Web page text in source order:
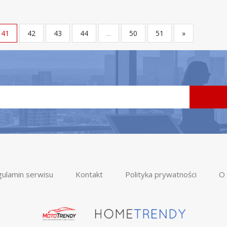
41 42 43 44 ... 50 51 »
serwisu Kontakt Polityka prywatności O